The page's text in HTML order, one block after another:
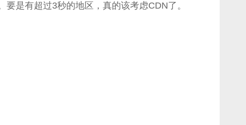
是有超过3秒的地区，真的该考虑CDN了。